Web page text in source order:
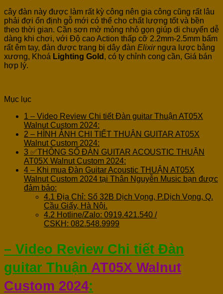
cây đàn này được làm rất kỳ công nên gia công cũng rất lâu
phải đợi ổn định gỗ mới có thể cho chất lượng tốt và bền
theo thời gian. Cần sơn mờ mỏng nhỏ gọn giúp di chuyển dễ
dàng khi chơi, với Độ cao Action thấp cỡ 2.2mm-2.5mm bấm
rất êm tay, đàn được trang bị dây đàn Elixirngựa lược bằng
xương, Khoá Lighting Gold , có ty chỉnh cong cần, Giá bán
hợp lý.
Mục lục
1 – Video Review Chi tiết Đàn guitar Thuận AT05X
Walnut Custom 2024:
2 – HÌNH ẢNH CHI TIẾT THUẬN GUITAR AT05X
Walnut Custom 2024:
3 ✅THÔNG SỐ ĐÀN GUITAR ACOUSTIC THUẬN
AT05X Walnut Custom 2024:
4 – Khi mua Đàn Guitar Acoustic THUẬN AT05X
Walnut Custom 2024 tại Thân Nguyễn Music bạn được
đảm bảo:
4.1 Địa Chỉ: Số 32B Dịch Vọng, P.Dịch Vọng, Q.
Cầu Giấy, Hà Nội.
4.2 Hotline/Zalo: 0919.421.540 /
CSKH: 082.548.9999
– Video Review Chi tiết Đàn
guitar Thuận AT05X Walnut
Custom 2024: